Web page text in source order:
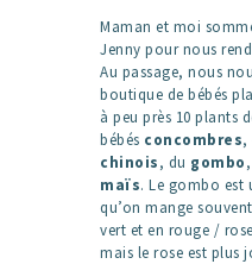
Maman et moi
Jenny pour nous
Au passage, nous
boutique de bébés
à peu près 10 plants
bébés concombres,
chinois, du gombo
maïs. Le gombo est
qu’on mange
vert et en rouge /
mais le rose est plus